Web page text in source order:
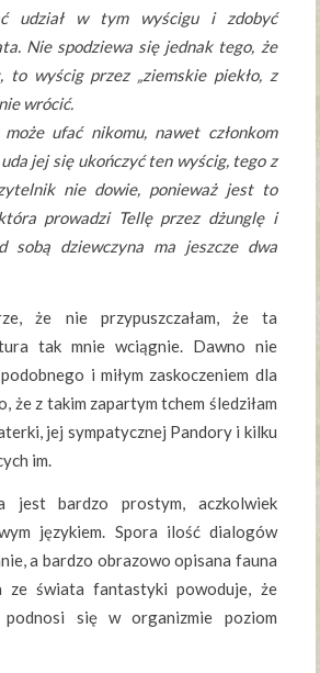
udział w tym wyścigu i zdobyć
Nie spodziewa się jednak tego, że
to wyścig przez „ziemskie piekło, z
wrócić.
ufać nikomu, nawet członkom
jej się ukończyć ten wyścig, tego z
nie dowie, ponieważ jest to
prowadzi Tellę przez dżunglę i
sobą dziewczyna ma jeszcze dwa
że nie przypuszczałam, że ta
tak mnie wciągnie. Dawno nie
i miłym zaskoczeniem dla
że z takim zapartym tchem śledziłam
jej sympatycznej Pandory i kilku
im.
jest bardzo prostym, aczkolwiek
językiem. Spora ilość dialogów
a bardzo obrazowo opisana fauna
świata fantastyki powoduje, że
podnosi się w organizmie poziom